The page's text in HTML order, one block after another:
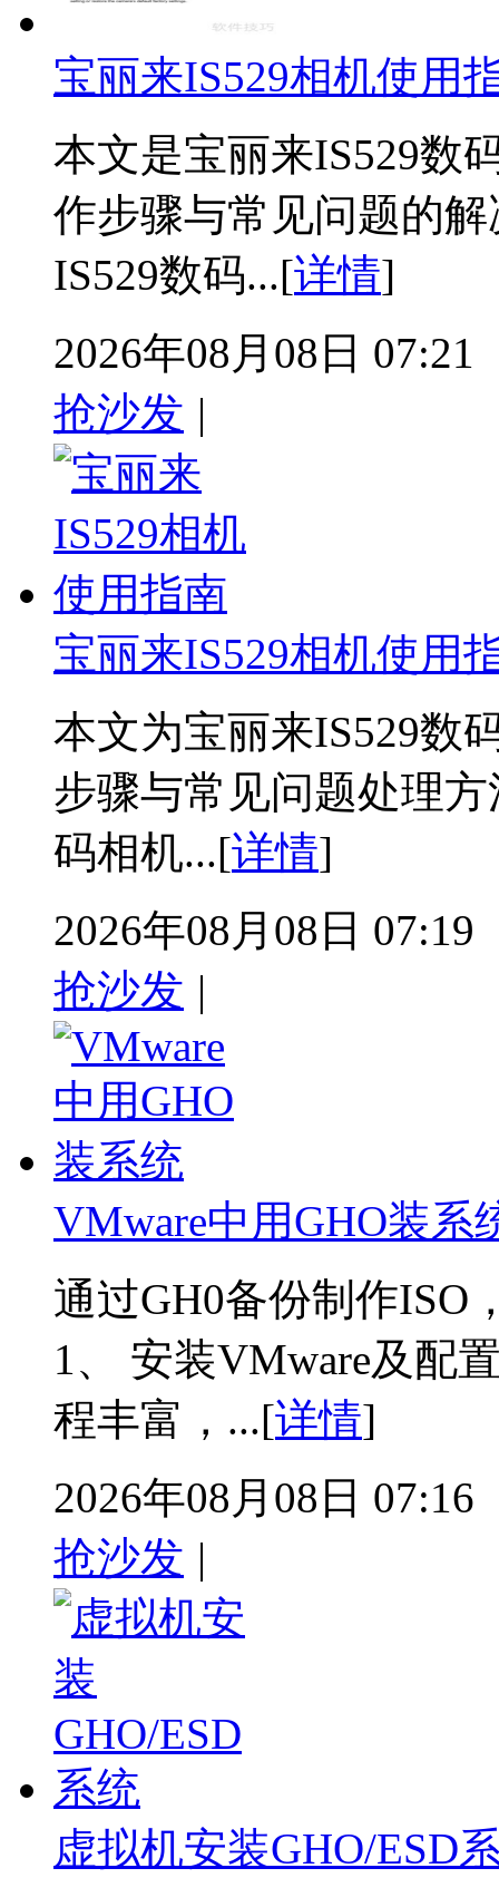
宝丽来IS529相机使用
本文是宝丽来IS529数
作步骤与常见问题的
IS529数码...[详情]
2026年08月08日 07:21
抢沙发 |
宝丽来IS529相机使用
本文为宝丽来IS529数
步骤与常见问题处理
码相机...[详情]
2026年08月08日 07:19
抢沙发 |
VMware中用GHO装系
通过GH0备份制作ISO
1、 安装VMware及配
程丰富，...[详情]
2026年08月08日 07:16
抢沙发 |
虚拟机安装GHO/ESD